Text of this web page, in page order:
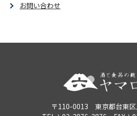
お問い合わせ
〒110-0013 東京都台東